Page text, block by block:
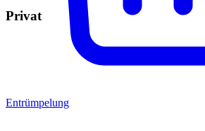
Privat
Entrümpelung